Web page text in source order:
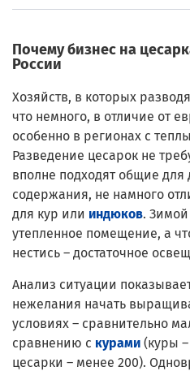
Почему бизнес на
России
Хозяйств, в которых
что немного, в отличие от
особенно в регионах с
Разведение цесарок не
вполне подходят общие
содержания, не намного
для кур или индюков.
утепленное помещение, а
нестись – достаточное
Анализ ситуации
нежелания начать
условиях – сравнительно
сравнению с курами (куры
цесарки – менее 200).